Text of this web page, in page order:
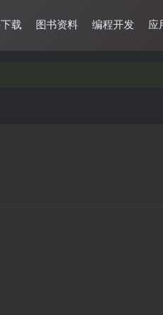
载 图书资料 编程开发 应